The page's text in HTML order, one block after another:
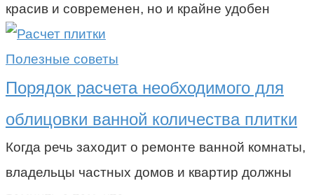
красив и современен, но и крайне удобен
Полезные советы
Порядок расчета необходимого для
облицовки ванной количества плитки
Когда речь заходит о ремонте ванной комнаты,
владельцы частных домов и квартир должны